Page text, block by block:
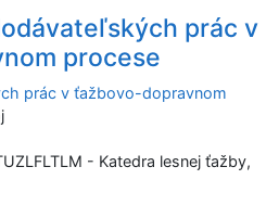
prác v
procese
prác v ťažbovo-dopravnom
- Katedra lesnej ťažby,